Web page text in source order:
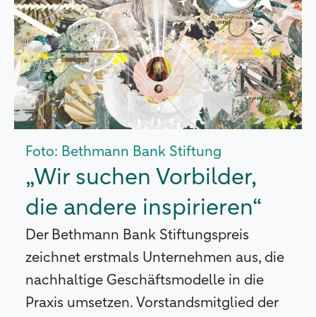
Foto: Bethmann Bank Stiftung
„Wir suchen Vorbilder,
die andere inspirieren“
Der Bethmann Bank Stiftungspreis
zeichnet erstmals Unternehmen aus, die
nachhaltige Geschäftsmodelle in die
Praxis umsetzen. Vorstandsmitglied der